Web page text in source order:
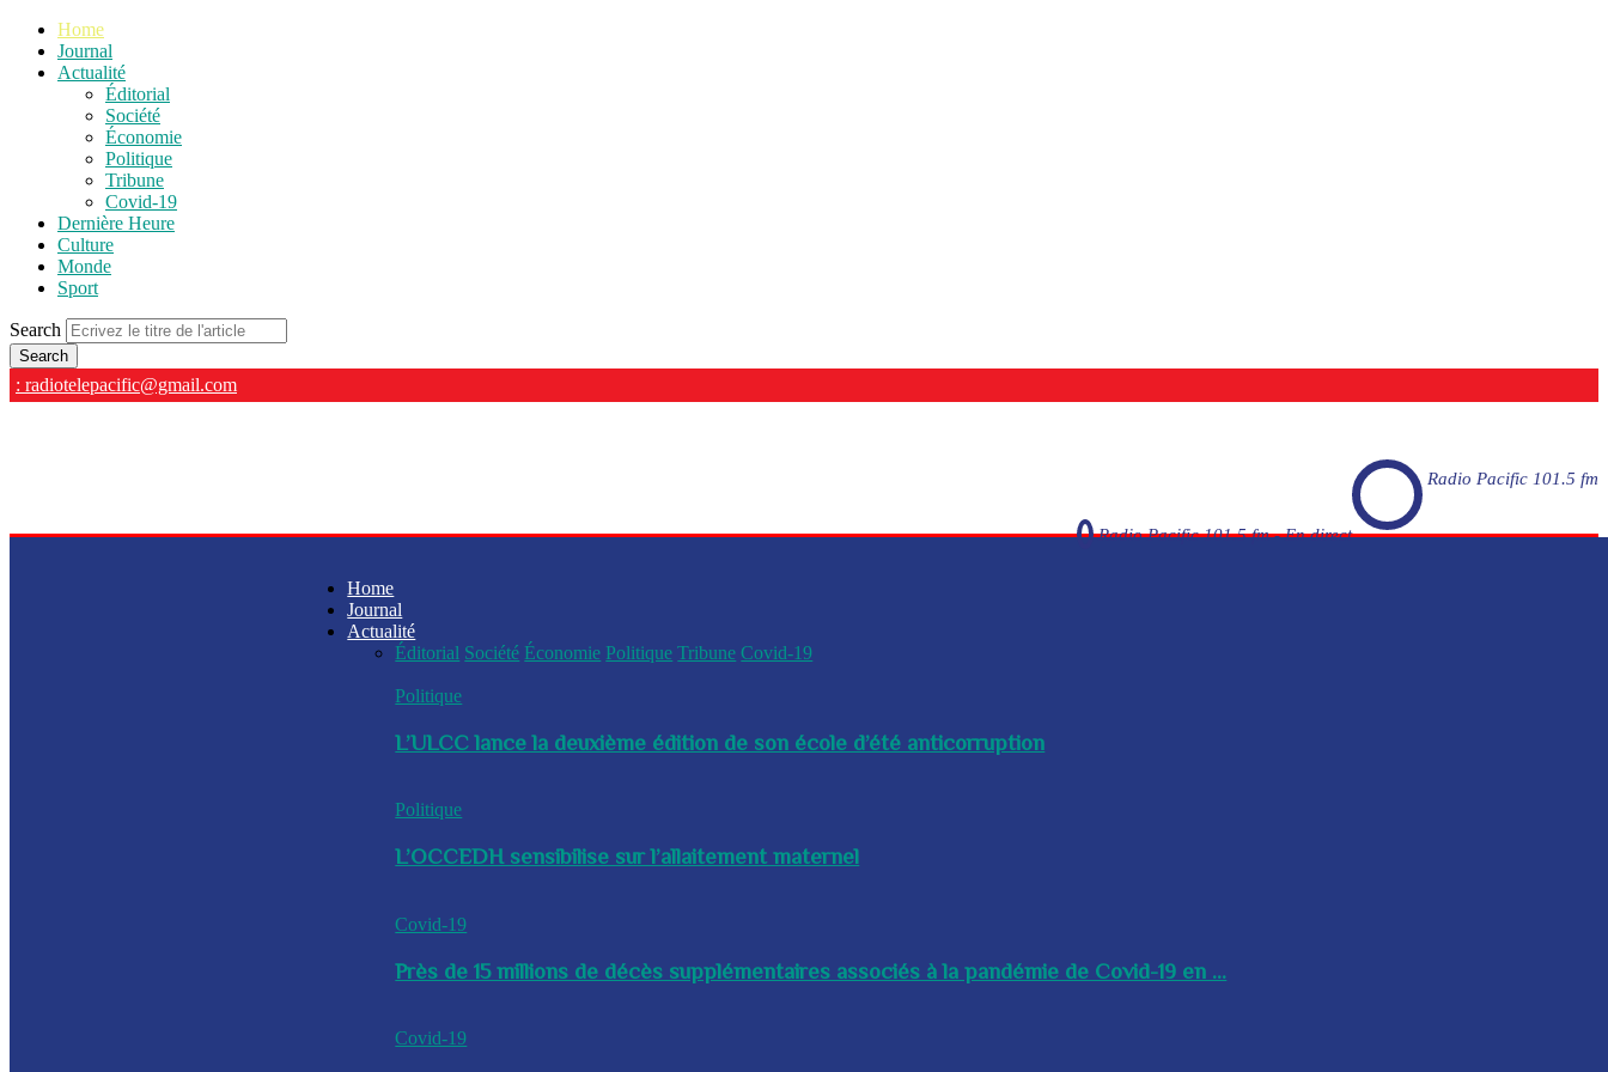
Home
Journal
Actualité
Éditorial
Société
Économie
Politique
Tribune
Covid-19
Dernière Heure
Culture
Monde
Sport
Search
: radiotelepacific@gmail.com
Radio Pacific 101.5 fm
Radio Pacific 101.5 fm - En direct
Home
Journal
Actualité
Éditorial Société Économie Politique Tribune Covid-19
Politique
L’ULCC lance la deuxième édition de son école d’été anticorruption
Politique
L’OCCEDH sensibilise sur l’allaitement maternel
Covid-19
Près de 15 millions de décès supplémentaires associés à la pandémie de Covid-19 en ...
Covid-19